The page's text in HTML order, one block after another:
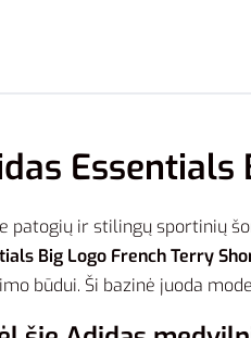
Essentials
patogių ir stilingų sportinių
Big Logo French Terry
būdui. Ši bazinė juoda